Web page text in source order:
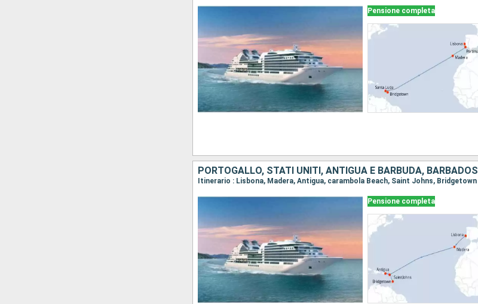
Pensione completa
PORTOGALLO, STATI UNITI, ANTIGUA E BARBUDA, BARBADOS
Itinerario : Lisbona, Madera, Antigua, carambola Beach, Saint Johns, Bridgetown
Pensione completa